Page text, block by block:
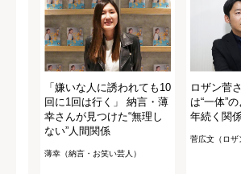
「嫌いな人に誘われても10
回に1回は行く」 納言・薄
幸さんが見つけた“無理し
ない”人間関係
薄幸（納言・お笑い芸人）
ロザン菅
は“一体”
年続く関
菅広文（ロザ